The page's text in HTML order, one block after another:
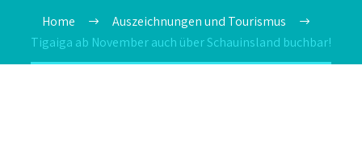
Home
Auszeichnungen und Tourismus
Tigaiga ab November auch über Schauinsland buchbar!